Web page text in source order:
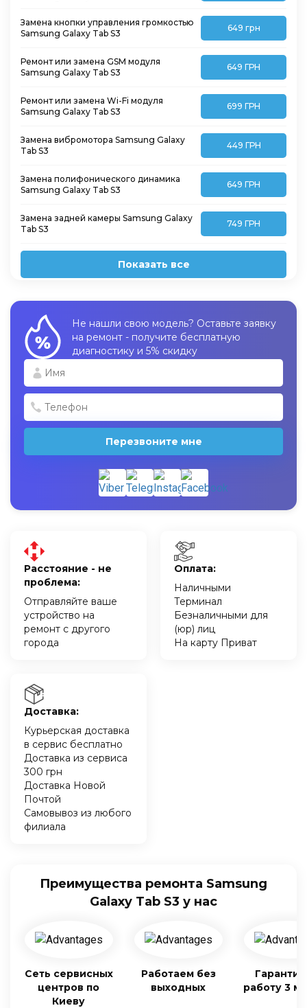
Замена кнопки управления громкостью
Samsung Galaxy Tab S3
649 грн
Ремонт или замена GSM модуля
Samsung Galaxy Tab S3
649 ГРН
Ремонт или замена Wi-Fi модуля
Samsung Galaxy Tab S3
699 ГРН
Замена вибромотора Samsung Galaxy
Tab S3
449 ГРН
Замена полифонического динамика
Samsung Galaxy Tab S3
649 ГРН
Замена задней камеры Samsung Galaxy
Tab S3
749 ГРН
Показать все
Не нашли свою модель? Оставьте заявку
на ремонт - получите бесплатную
диагностику и 5% скидку
Перезвоните мне
Расстояние - не
проблема:
Отправляйте ваше
устройство на
ремонт с другого
города
Оплата:
Наличными
Терминал
Безналичными для
(юр) лиц
На карту Приват
Доставка:
Курьерская доставка
в сервис бесплатно
Доставка из сервиса
300 грн
Доставка Новой
Почтой
Самовывоз из любого
филиала
Преимущества ремонта Samsung
Galaxy Tab S3 у нас
Сеть сервисных
центров по
Киеву
Работаем без
выходных
работу 3